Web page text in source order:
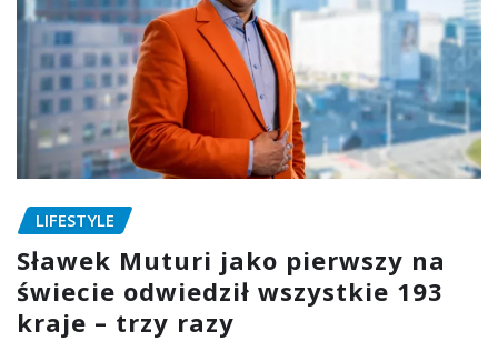
LIFESTYLE
Sławek Muturi jako pierwszy na
świecie odwiedził wszystkie 193
kraje – trzy razy